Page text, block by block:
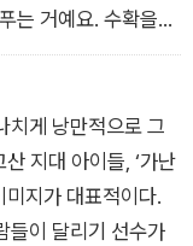
는 거예요. 수확을
말할 것도 없이, 나는
들은 마치 피아니스
을 따로 떼어 차례
치게 낭만적으로 그
지대 아이들, ‘가난
미지가 대표적이다.
들이 달리기 선수가